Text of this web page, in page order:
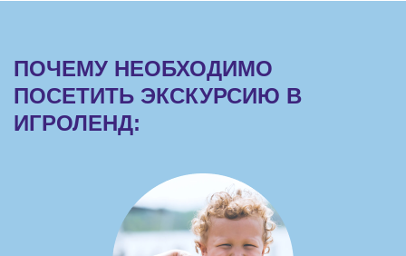
ПОЧЕМУ НЕОБХОДИМО
ПОСЕТИТЬ ЭКСКУРСИЮ В
ИГРОЛЕНД: